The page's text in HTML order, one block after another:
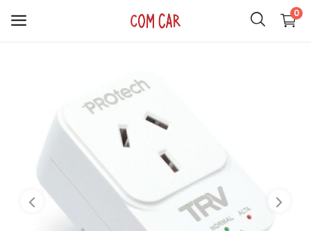
0
CELULARES
AUDIO
SMARTWATCH